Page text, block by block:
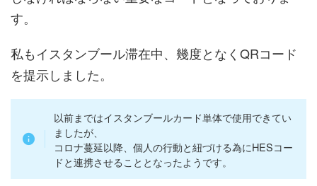
す。
私もイスタンブール滞在中、幾度となくQRコード
を提示しました。
以前まではイスタンブールカード単体で使用できてい
ましたが、
コロナ蔓延以降、個人の行動と紐づける為にHESコー
ドと連携させることとなったようです。